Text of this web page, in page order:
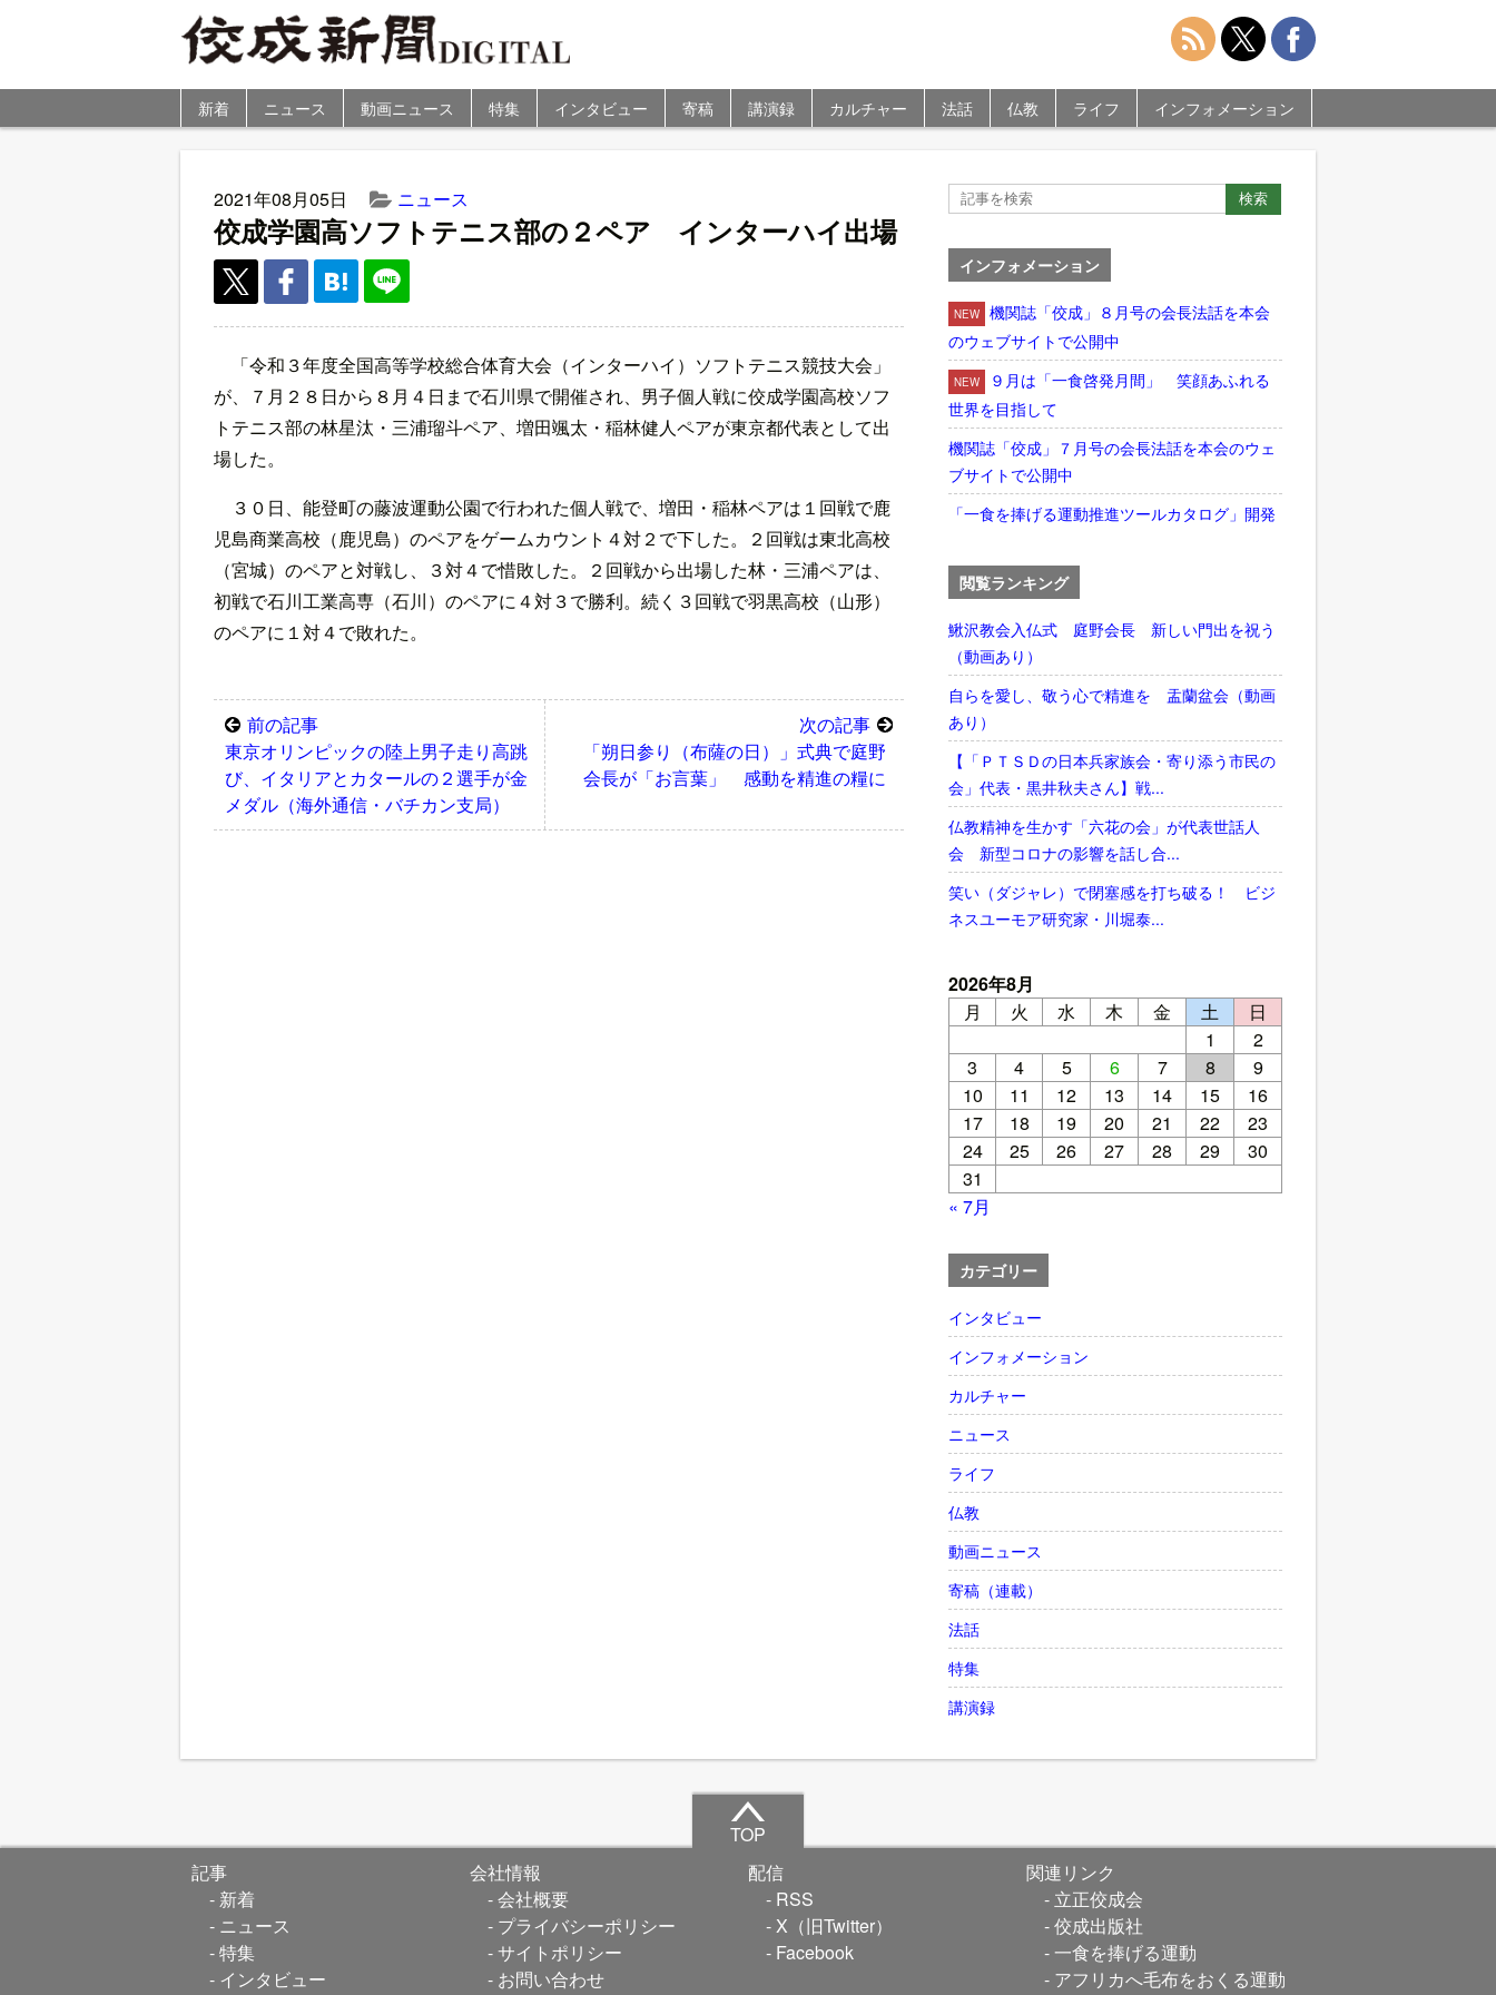
新着 ニュース 動画ニュース 特集 インタビュー 寄稿 講演録 カルチャー 法話 仏教 ライフ インフォメーション
2021年08月05日 ニュース
佼成学園高ソフトテニス部の２ペア インターハイ出場
「令和３年度全国高等学校総合体育大会（インターハイ）ソフトテニス競技大会」
が、７月２８日から８月４日まで石川県で開催され、男子個人戦に佼成学園高校ソフ
トテニス部の林星汰・三浦瑠斗ペア、増田颯太・稲林健人ペアが東京都代表として出
場した。
３０日、能登町の藤波運動公園で行われた個人戦で、増田・稲林ペアは１回戦で鹿
児島商業高校（鹿児島）のペアをゲームカウント４対２で下した。２回戦は東北高校
（宮城）のペアと対戦し、３対４で惜敗した。２回戦から出場した林・三浦ペアは、
初戦で石川工業高専（石川）のペアに４対３で勝利。続く３回戦で羽黒高校（山形）
のペアに１対４で敗れた。
前の記事
東京オリンピックの陸上男子走り高跳
び、イタリアとカタールの２選手が金
メダル（海外通信・バチカン支局）
次の記事
「朔日参り（布薩の日）」式典で庭野
会長が「お言葉」 感動を精進の糧に
インフォメーション
NEW
機関誌「佼成」８月号の会長法話を本会
のウェブサイトで公開中
NEW
９月は「一食啓発月間」 笑顔あふれる
世界を目指して
機関誌「佼成」７月号の会長法話を本会のウェ
ブサイトで公開中
「一食を捧げる運動推進ツールカタログ」開発
閲覧ランキング
鰍沢教会入仏式 庭野会長 新しい門出を祝う
（動画あり）
自らを愛し、敬う心で精進を 盂蘭盆会（動画
あり）
【「ＰＴＳＤの日本兵家族会・寄り添う市民の
会」代表・黒井秋夫さん】戦...
仏教精神を生かす「六花の会」が代表世話人
会 新型コロナの影響を話し合...
笑い（ダジャレ）で閉塞感を打ち破る！ ビジ
ネスユーモア研究家・川堀泰...
2026年8月
月
火 水 木 金 土
日
1
2
3
4 5 6 7 8
9
10
11 12 13 14 15
16
17
18 19 20 21 22
23
24
25 26 27 28 29
30
31
« 7月
カテゴリー
インタビュー
インフォメーション
カルチャー
ニュース
ライフ
仏教
動画ニュース
寄稿（連載）
法話
特集
講演録
TOP
記事
新着
ニュース
特集
インタビュー
会社情報
会社概要
プライバシーポリシー
サイトポリシー
お問い合わせ
配信
RSS
X（旧Twitter）
Facebook
関連リンク
立正佼成会
佼成出版社
一食を捧げる運動
アフリカへ毛布をおくる運動